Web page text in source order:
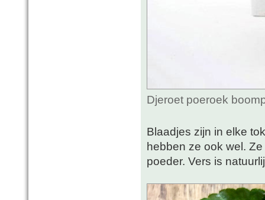
Djeroet poeroek
Blaadjes zijn in elke
hebben ze ook wel.
poeder. Vers is